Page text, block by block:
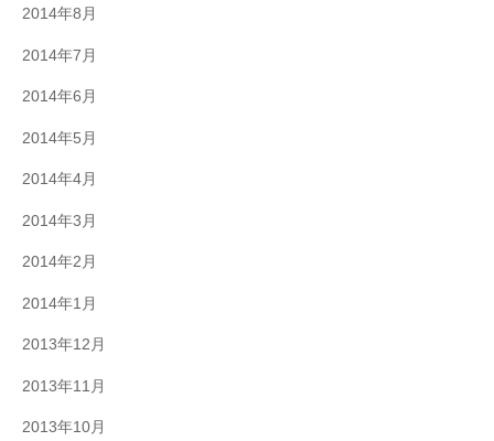
2014年8月
2014年7月
2014年6月
2014年5月
2014年4月
2014年3月
2014年2月
2014年1月
2013年12月
2013年11月
2013年10月